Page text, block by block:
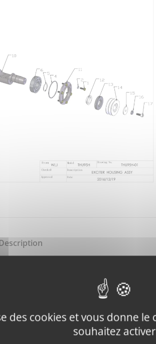
des cookies et vous donne
souhaitez activer